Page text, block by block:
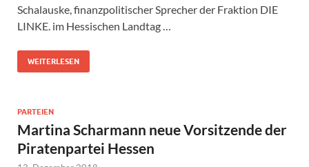
Schalauske, finanzpolitischer Sprecher der Fraktion DIE
LINKE. im Hessischen Landtag …
WEITERLESEN
PARTEIEN
Martina Scharmann neue Vorsitzende der
Piratenpartei Hessen